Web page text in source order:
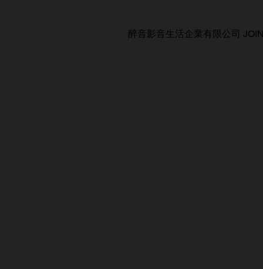
醉音影音生活企業有限公司